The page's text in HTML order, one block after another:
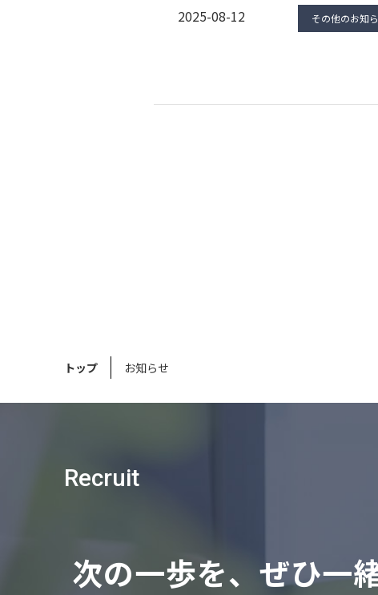
2025-08-12 その他のお知
トップ お知らせ
Recruit
次の⼀歩を、ぜひ⼀緒